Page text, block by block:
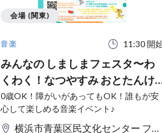
音楽 11:30 開
みんなの しましまフェスタ〜わ
くわく！なつやすみ おとたんけ
ん！〜
0歳OK！障がいがあってもOK！誰もが安
心して楽しめる音楽イベント♪
横浜市青葉区民文化センター フィリアホール
会場 (関東)